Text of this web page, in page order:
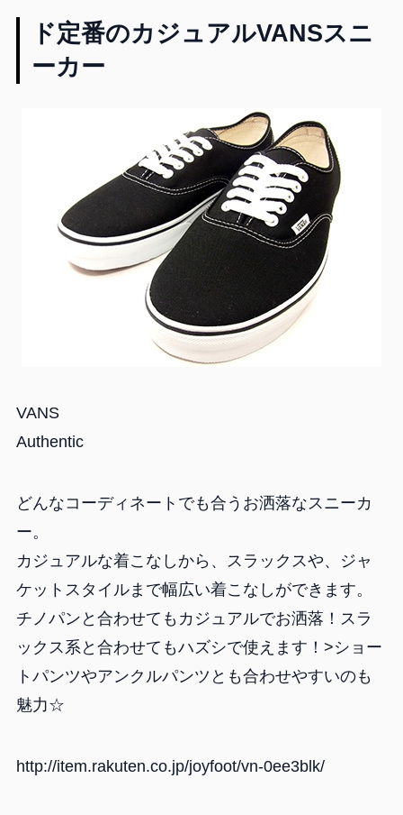
ド定番のカジュアルVANSスニ
ーカー
VANS
Authentic
どんなコーディネートでも合うお洒落なスニーカ
ー。
カジュアルな着こなしから、スラックスや、ジャ
ケットスタイルまで幅広い着こなしができます。
チノパンと合わせてもカジュアルでお洒落！スラ
ックス系と合わせてもハズシで使えます！>ショー
トパンツやアンクルパンツとも合わせやすいのも
魅力☆
http://item.rakuten.co.jp/joyfoot/vn-0ee3blk/